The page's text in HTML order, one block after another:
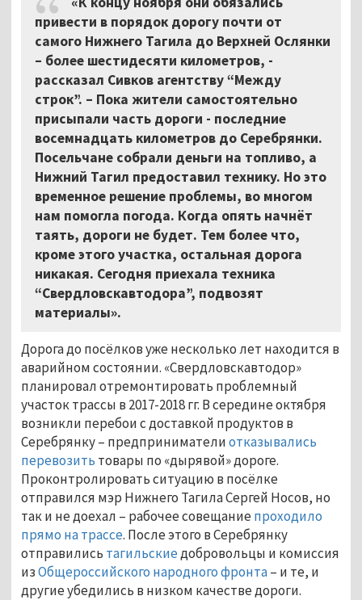
привести в порядок дорогу почти от
самого Нижнего Тагила до Верхней Ослянки
– более шестидесяти километров, -
рассказал Сивков агентству “Между
строк”. – Пока жители самостоятельно
присыпали часть дороги - последние
восемнадцать километров до Серебрянки.
Посельчане собрали деньги на топливо, а
Нижний Тагил предоставил технику. Но это
временное решение проблемы, во многом
нам помогла погода. Когда опять начнёт
таять, дороги не будет. Тем более что,
кроме этого участка, остальная дорога
никакая. Сегодня приехала техника
“Свердловскавтодора”, подвозят
материалы».
Дорога до посёлков уже несколько лет находится в
аварийном состоянии. «Свердловскавтодор»
планировал отремонтировать проблемный
участок трассы в 2017-2018 гг. В середине октября
возникли перебои с доставкой продуктов в
Серебрянку – предпринимателиотказывались
перевозить товары по «дырявой» дороге.
Проконтролировать ситуацию в посёлке
отправился мэр Нижнего Тагила Сергей Носов, но
так и не доехал – рабочее совещание проходило
прямо на трассе. После этого в Серебрянку
отправились тагильскиедобровольцы и комиссия
изОбщероссийского народного фронта– и те, и
другие убедились в низком качестве дороги.